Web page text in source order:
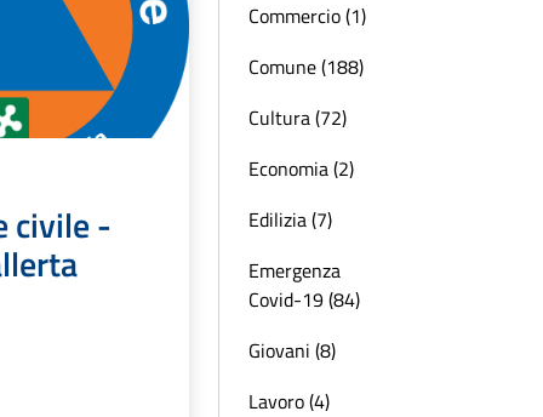
civile -
Commercio (1)
Comune (188)
Cultura (72)
Economia (2)
Edilizia (7)
Emergenza
Covid-19 (84)
Giovani (8)
Lavoro (4)